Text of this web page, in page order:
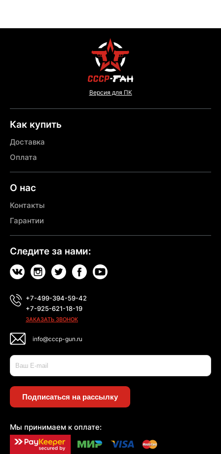
Версия для ПК
Как купить
Доставка
Оплата
О нас
Контакты
Гарантии
Следите за нами:
+7-499-394-59-42
+7-925-621-18-19
ЗАКАЗАТЬ ЗВОНОК
info@cccp-gun.ru
Подписаться на рассылку
Мы принимаем к оплате: